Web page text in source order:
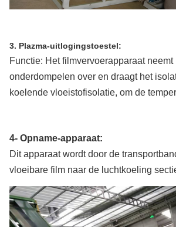
3. Plazma-uitlogingstoestel:
Functie: Het filmvervoerapparaat neemt
onderdompelen over en draagt het
koelende vloeistofisolatie, om de
4- Opname-apparaat:
Dit apparaat wordt door de
vloeibare film naar de luchtkoeling